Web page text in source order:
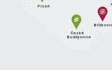
České
Budějovice
Plzeň